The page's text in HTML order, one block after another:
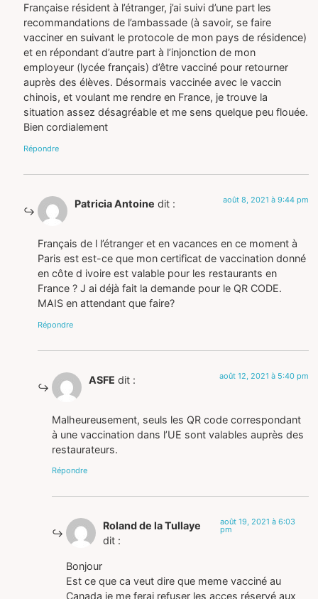
Française résident à l’étranger, j’ai suivi d’une part les
recommandations de l’ambassade (à savoir, se faire
vacciner en suivant le protocole de mon pays de résidence)
et en répondant d’autre part à l’injonction de mon
employeur (lycée français) d’être vacciné pour retourner
auprès des élèves. Désormais vaccinée avec le vaccin
chinois, et voulant me rendre en France, je trouve la
situation assez désagréable et me sens quelque peu flouée.
Bien cordialement
Répondre
Patricia Antoine dit : août 8, 2021 à 9:44 pm
Français de l l’étranger et en vacances en ce moment à
Paris est est-ce que mon certificat de vaccination donné
en côte d ivoire est valable pour les restaurants en
France ? J ai déjà fait la demande pour le QR CODE.
MAIS en attendant que faire?
Répondre
ASFE dit : août 12, 2021 à 5:40 pm
Malheureusement, seuls les QR code correspondant
à une vaccination dans l’UE sont valables auprès des
restaurateurs.
Répondre
Roland de la Tullaye
dit :
août 19, 2021 à 6:03
pm
Bonjour
Est ce que ca veut dire que meme vacciné au
Canada je me ferai refuser les acces réservé aux